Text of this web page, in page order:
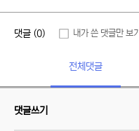
댓글 (0) 내가 쓴 댓글만 보기
전체댓글
댓글쓰기